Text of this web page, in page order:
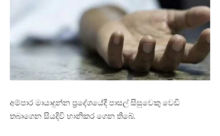
අම්පාර මායාදුන්න ප්‍රදේශයේදී පාසල් සිසුවෙකු වෙඩි
තබාගෙන සියදිවි හානිකර ගෙන තිබේ.